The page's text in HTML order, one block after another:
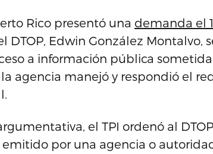
Rico presentó una demanda el
DTOP, Edwin González Montalvo,
a información pública
agencia manejó y respondió el
el TPI ordenó al
por una agencia o